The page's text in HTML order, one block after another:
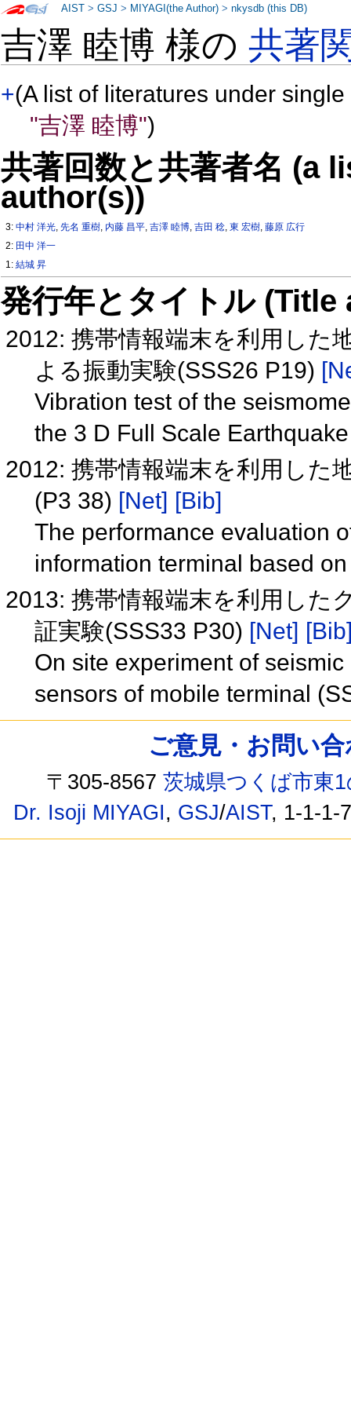
吉澤 睦博 様の共著
+(A list of literatures under
"吉澤 睦博")
共著回数と共著者名 (a
author(s))
3:中村 洋光,先名 重樹, 内藤 昌平,吉澤 睦博,吉田 稔,東 宏樹,藤原 広行
2: 田中 洋一
1:結城 昇
発行年とタイトル
2012: 携帯情報端末を利用した
よる振動実験(SSS26 P19)
Vibration test of the
the 3 D Full Scale
2012: 携帯情報端末を利用した
(P3 38) [Net] [Bib]
The performance evaluation
information terminal based
2013: 携帯情報端末を利用した
証実験(SSS33 P30) [Net]
On site experiment of
sensors of mobile terminal
AIST >GSJ > MIYAGI(the Author) >nkysdb (this DB)
ご意見・お問い
〒305-8567茨城県つくば市東
Dr. Isoji MIYAGI, GSJ/AIST, 1-1-1-